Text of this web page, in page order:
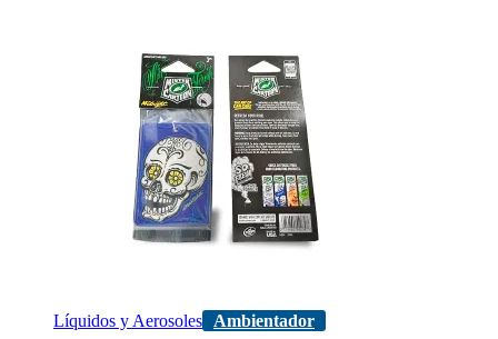
Líquidos y Aerosoles Ambientador